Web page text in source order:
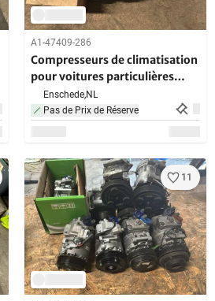
A1-47409-286
Compresseurs de climatisation
pour voitures particulières
(10x)
Enschede,NL
Pas de Prix de Réserve
11